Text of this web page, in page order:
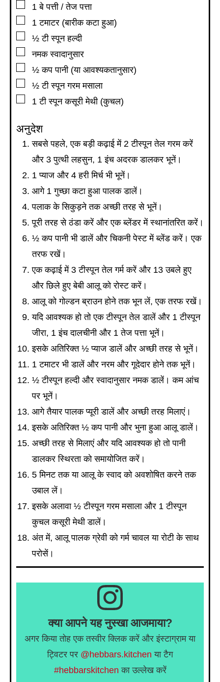
▢
1 बे पत्ती / तेज पत्ता
▢
1 टमाटर (बारीक कटा हुआ)
▢
½ टी स्पून हल्दी
▢
नमक स्वादानुसार
▢
½ कप पानी (या आवश्यकतानुसार)
▢
½ टी स्पून गरम मसाला
▢
1 टी स्पून कसूरी मेथी (कुचल)
अनुदेश
सबसे पहले, एक बड़ी कढ़ाई में 2 टीस्पून तेल गरम करें
और 3 पुत्थी लहसुन, 1 इंच अदरक डालकर भूनें।
1 प्याज और 4 हरी मिर्च भी भूनें।
आगे 1 गुच्छा कटा हुआ पालक डालें।
पलाक के सिकुड़ने तक अच्छी तरह से भूनें।
पूरी तरह से ठंडा करें और एक ब्लेंडर में स्थानांतरित करें।
½ कप पानी भी डालें और चिकनी पेस्ट में ब्लेंड करें। एक
तरफ रखें।
एक कढ़ाई में 3 टीस्पून तेल गर्म करें और 13 उबले हुए
और छिले हुए बेबी आलू को रोस्ट करें।
आलू को गोल्डन ब्राउन होने तक भून लें, एक तरफ रखें।
यदि आवश्यक हो तो एक टीस्पून तेल डालें और 1 टीस्पून
जीरा, 1 इंच दालचीनी और 1 तेज पत्ता भूनें।
इसके अतिरिक्त ½ प्याज डालें और अच्छी तरह से भूनें।
1 टमाटर भी डालें और नरम और गूदेदार होने तक भूनें।
½ टीस्पून हल्दी और स्वादानुसार नमक डालें। कम आंच
पर भूनें।
आगे तैयार पालक प्यूरी डालें और अच्छी तरह मिलाएं।
इसके अतिरिक्त ½ कप पानी और भुना हुआ आलू डालें।
अच्छी तरह से मिलाएं और यदि आवश्यक हो तो पानी
डालकर स्थिरता को समायोजित करें।
5 मिनट तक या आलू के स्वाद को अवशोषित करने तक
उबाल लें।
इसके अलावा ½ टीस्पून गरम मसाला और 1 टीस्पून
कुचल कसूरी मेथी डालें।
अंत में, आलू पालक ग्रेवी को गर्म चावल या रोटी के साथ
परोसें।
क्या आपने यह नुस्खा आजमाया?
अगर किया तोह एक तस्वीर क्लिक करें और इंस्टाग्राम या
ट्विटर पर @hebbars.kitchen या टैग
#hebbarskitchen का उल्लेख करें